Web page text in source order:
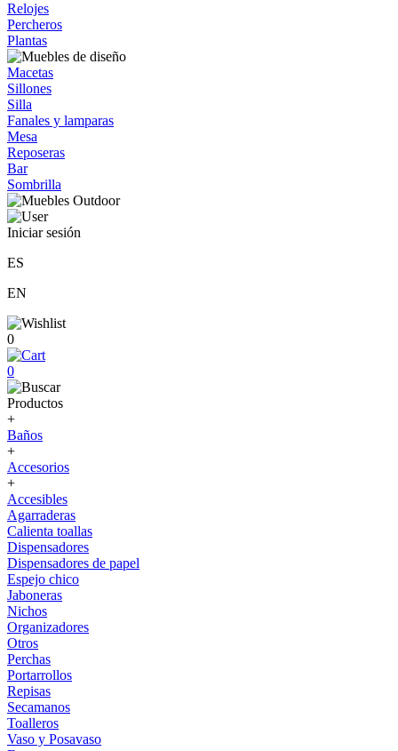
Relojes
Percheros
Plantas
Macetas
Sillones
Silla
Fanales y lamparas
Mesa
Reposeras
Bar
Sombrilla
Iniciar sesión
ES
EN
0
0
Productos
+
Baños
+
Accesorios
+
Accesibles
Agarraderas
Calienta toallas
Dispensadores
Dispensadores de papel
Espejo chico
Jaboneras
Nichos
Organizadores
Otros
Perchas
Portarrollos
Repisas
Secamanos
Toalleros
Vaso y Posavaso